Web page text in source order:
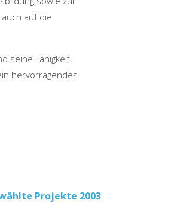
auf die
seine Fähigkeit,
hervorragendes
Projekte 2003